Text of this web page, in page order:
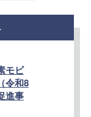
モビ
令和8
進事